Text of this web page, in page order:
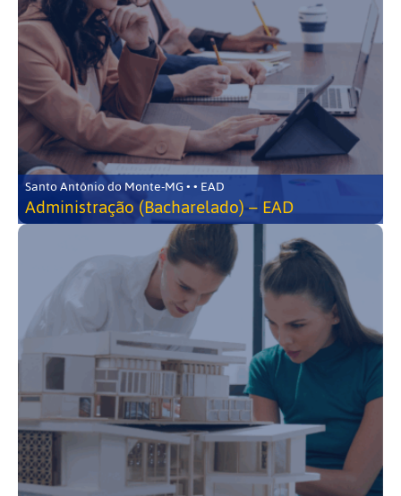
Santo Antônio do Monte-MG • • EAD
Administração (Bacharelado) – EAD